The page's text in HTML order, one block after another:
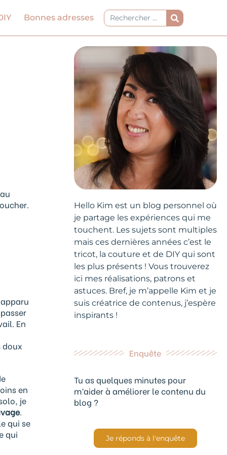
Bonnes adresses Rechercher
En
doux
en
je
.
qui se
qui
Hello Kim est un blog personnel où
je partage les expériences qui me
touchent. Les sujets sont multiples
mais ces dernières années c’est le
tricot, la couture et de DIY qui sont
les plus présents ! Vous trouverez
ici mes réalisations, patrons et
astuces. Bref, je m’appelle Kim et je
suis créatrice de contenus, j’espère
inspirants !
Enquête
Tu as quelques minutes pour
m’aider à améliorer le contenu du
blog ?
Je réponds à l'enquête